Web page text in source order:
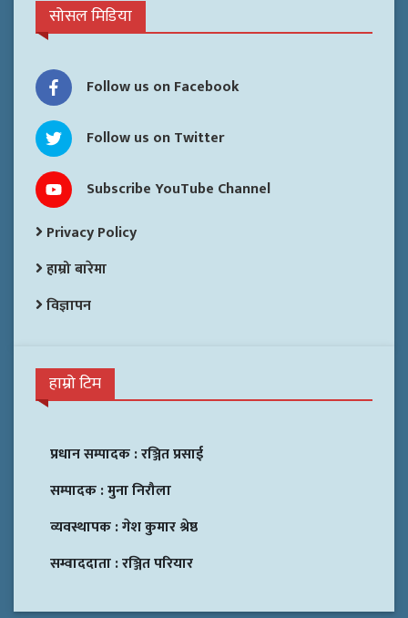
सोसल मिडिया
Follow us on Facebook
Follow us on Twitter
Subscribe YouTube Channel
Privacy Policy
हाम्रो बारेमा
विज्ञापन
हाम्रो टिम
प्रधान सम्पादक :रञ्जित प्रसाई
सम्पादक :मुना निरौला
व्यवस्थापक :गेश कुमार श्रेष्ठ
सम्वाददाता :रञ्जित परियार